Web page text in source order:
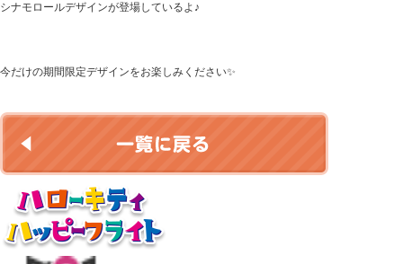
シナモロールデザインが登場しているよ♪
今だけの期間限定デザインをお楽しみください✨